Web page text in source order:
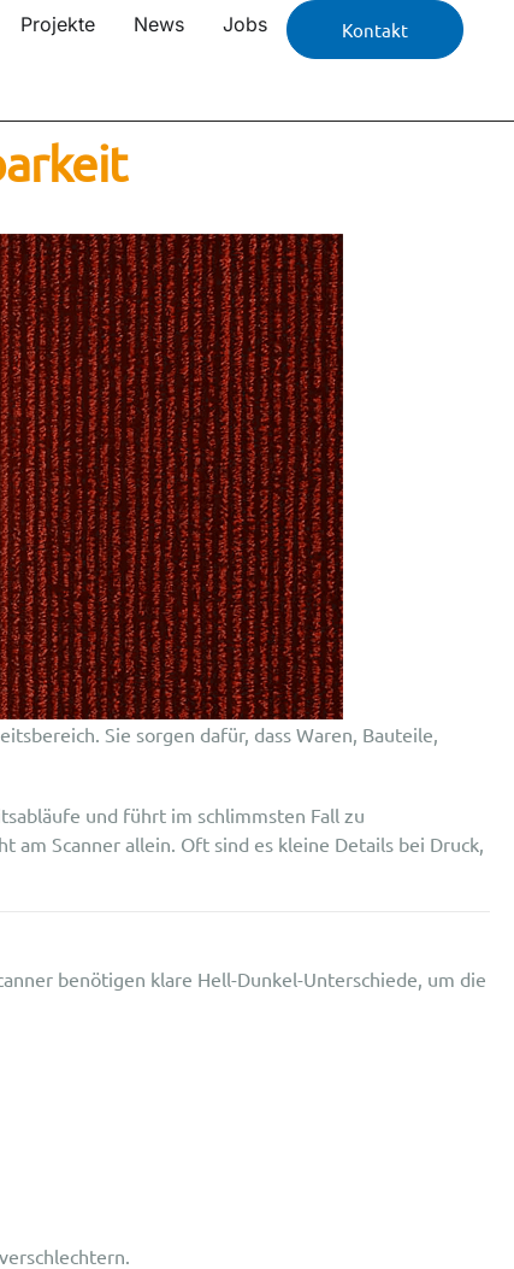
Projekte News Jobs Kontakt
Sie sorgen dafür, dass Waren, Bauteile,
und führt im schlimmsten Fall zu
Scanner allein. Oft sind es kleine Details bei Druck,
benötigen klare Hell-Dunkel-Unterschiede, um die